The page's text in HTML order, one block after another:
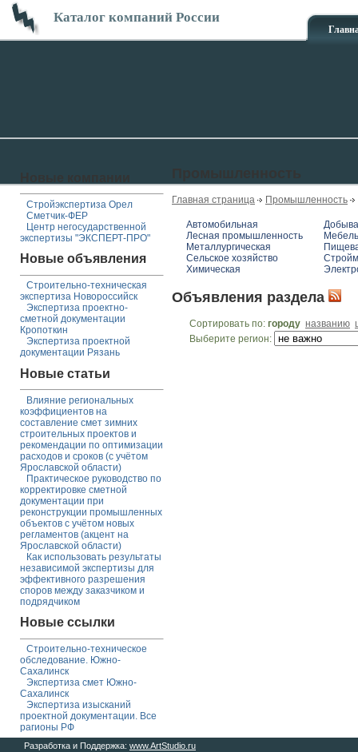
Каталог компаний России
Стройэкспертиза Орел
Сметчик-ФЕР
Центр негосударственной
экспертизы "ЭКСПЕРТ-ПРО"
Новые объявления
Строительно-техническая
экспертиза Новороссийск
Экспертиза проектно-
сметной документации
Кропоткин
Экспертиза проектной
документации Рязань
Новые статьи
Влияние региональных
коэффициентов на
составление смет зимних
строительных проектов и
рекомендации по оптимизации
расходов и сроков (с учётом
Ярославской области)
Практическое руководство по
корректировке сметной
документации при
реконструкции промышленных
объектов с учётом новых
регламентов (акцент на
Ярославской области)
Как использовать результаты
независимой экспертизы для
эффективного разрешения
споров между заказчиком и
подрядчиком
Новые ссылки
Строительно-техническое
обследование. Южно-
Сахалинск
Экспертиза смет Южно-
Сахалинск
Экспертиза изысканий
проектной документации. Все
рагионы РФ
Главная страница Промышленность
Автомобильная
Лесная промышленность
Металлургическая
Сельское хозяйство
Химическая
Объявления раздела
Сортировать по: городу названию
Выберите регион:
Разработка и Поддержка: www.ArtStudio.ru